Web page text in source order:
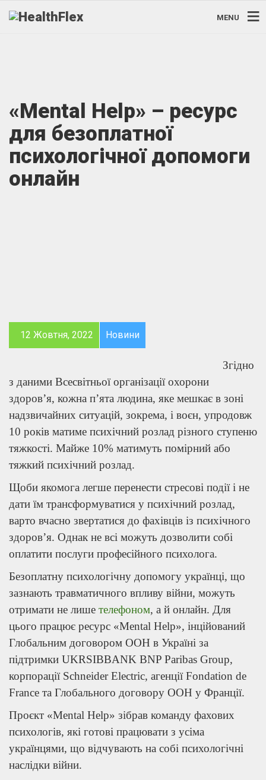
MENU
«Mental Help» – ресурс
для безоплатної
психологічної допомоги
онлайн
12 Жовтня, 2022 Новини
Згідно
з даними Всесвітньої організації охорони
здоров’я, кожна п’ята людина, яке мешкає в зоні
надзвичайних ситуацій, зокрема, і воєн, упродовж
10 років матиме психічний розлад різного ступеню
тяжкості. Майже 10% матимуть помірний або
тяжкий психічний розлад.
Щоби якомога легше перенести стресові події і не
дати їм трансформуватися у психічний розлад,
варто вчасно звертатися до фахівців із психічного
здоров’я. Однак не всі можуть дозволити собі
оплатити послуги професійного психолога.
Безоплатну психологічну допомогу українці, що
зазнають травматичного впливу війни, можуть
отримати не лише телефоном, а й онлайн. Для
цього працює ресурс «Mental Help», інційований
Глобальним договором ООН в Україні за
підтримки UKRSIBBANK BNP Paribas Group,
корпорації Schneider Electric, агенції Fondation de
France та Глобального договору ООН у Франції.
Проєкт «Mental Help» зібрав команду фахових
психологів, які готові працювати з усіма
українцями, що відчувають на собі психологічні
наслідки війни.